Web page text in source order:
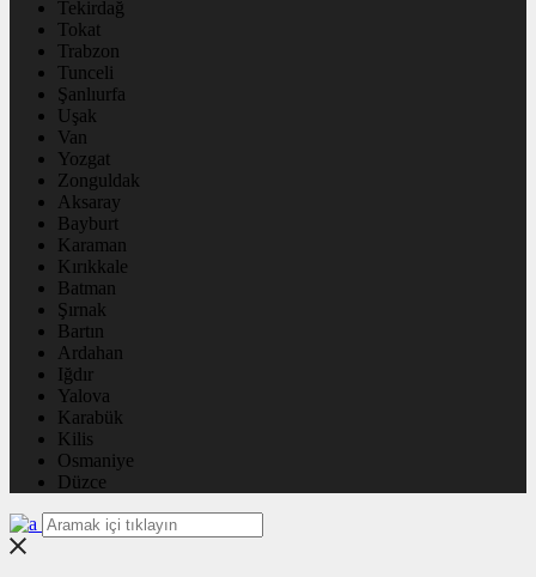
Tekirdağ
Tokat
Trabzon
Tunceli
Şanlıurfa
Uşak
Van
Yozgat
Zonguldak
Aksaray
Bayburt
Karaman
Kırıkkale
Batman
Şırnak
Bartın
Ardahan
Iğdır
Yalova
Karabük
Kilis
Osmaniye
Düzce